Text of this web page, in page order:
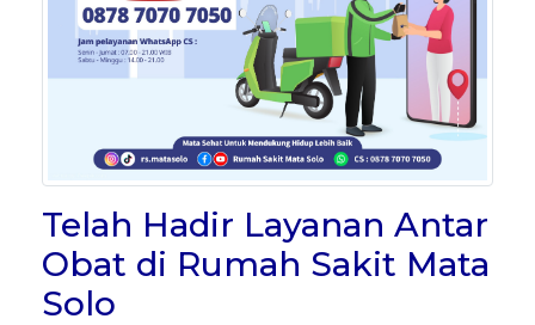
Telah Hadir Layanan Antar
Obat di Rumah Sakit Mata
Solo